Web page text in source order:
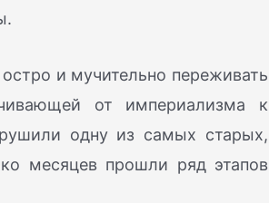
и мучительно переживать
от империализма к
одну из самых старых,
месяцев прошли ряд этапов